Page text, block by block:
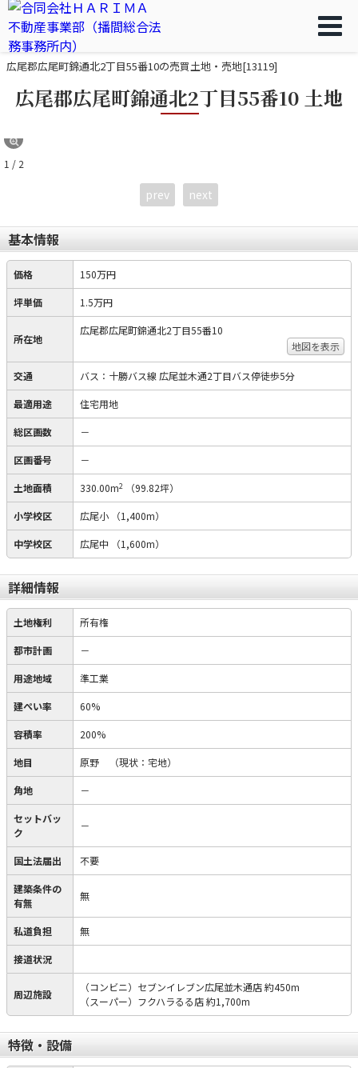
広尾郡広尾町錦通北2丁目55番10の売買土地・売地[13119]
広尾郡広尾町錦通北2丁目55番10 土地
1 / 2
prev next
基本情報
価格 150万円
坪単価 1.5万円
所在地
広尾郡広尾町錦通北2丁目55番10
地図を表示
交通 バス：十勝バス線 広尾並木通2丁目バス停徒歩5分
最適用途 住宅用地
総区画数 －
区画番号 －
土地面積 330.00m2 （99.82坪）
小学校区 広尾小 （1,400m）
中学校区 広尾中 （1,600m）
詳細情報
土地権利 所有権
都市計画 －
用途地域 準工業
建ぺい率 60%
容積率 200%
地目 原野 （現状：宅地）
角地 －
セットバッ
ク
－
国土法届出 不要
建築条件の
有無
無
私道負担 無
接道状況
周辺施設
（コンビニ）セブンイレブン広尾並木通店 約450m
（スーパー）フクハラるる店 約1,700m
特徴・設備